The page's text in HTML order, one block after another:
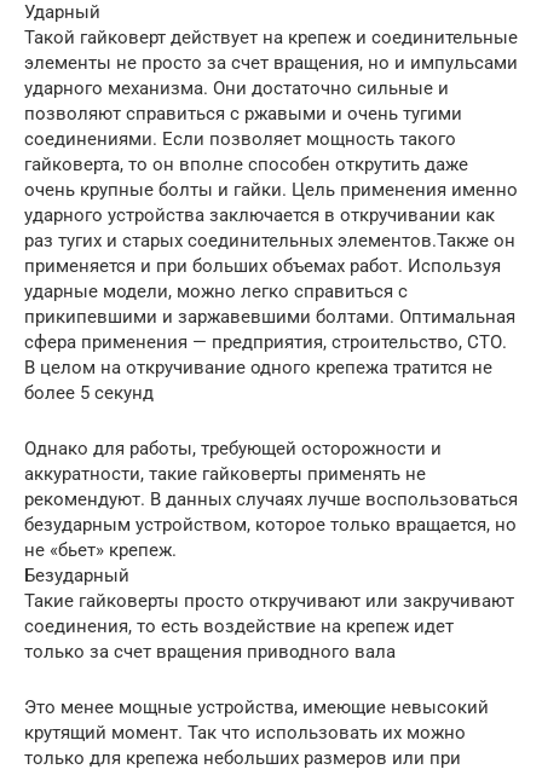
Ударный
Такой гайковерт действует на крепеж и соединительные
элементы не просто за счет вращения, но и импульсами
ударного механизма. Они достаточно сильные и
позволяют справиться с ржавыми и очень тугими
соединениями. Если позволяет мощность такого
гайковерта, то он вполне способен открутить даже
очень крупные болты и гайки. Цель применения именно
ударного устройства заключается в откручивании как
раз тугих и старых соединительных элементов.Также он
применяется и при больших объемах работ. Используя
ударные модели, можно легко справиться с
прикипевшими и заржавевшими болтами. Оптимальная
сфера применения — предприятия, строительство, СТО.
В целом на откручивание одного крепежа тратится не
более 5 секунд
Однако для работы, требующей осторожности и
аккуратности, такие гайковерты применять не
рекомендуют. В данных случаях лучше воспользоваться
безударным устройством, которое только вращается, но
не «бьет» крепеж.
Безударный
Такие гайковерты просто откручивают или закручивают
соединения, то есть воздействие на крепеж идет
только за счет вращения приводного вала
Это менее мощные устройства, имеющие невысокий
крутящий момент. Так что использовать их можно
только для крепежа небольших размеров или при